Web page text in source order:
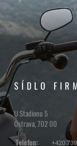
SÍDLO
U Stadionu 5
Ostrava, 702 00
Telefon:
+420